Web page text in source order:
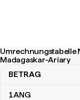
Umrechnungstabelle
Madagaskar-Ariary
Umrechnungstabelle
BETRAG
1ANG